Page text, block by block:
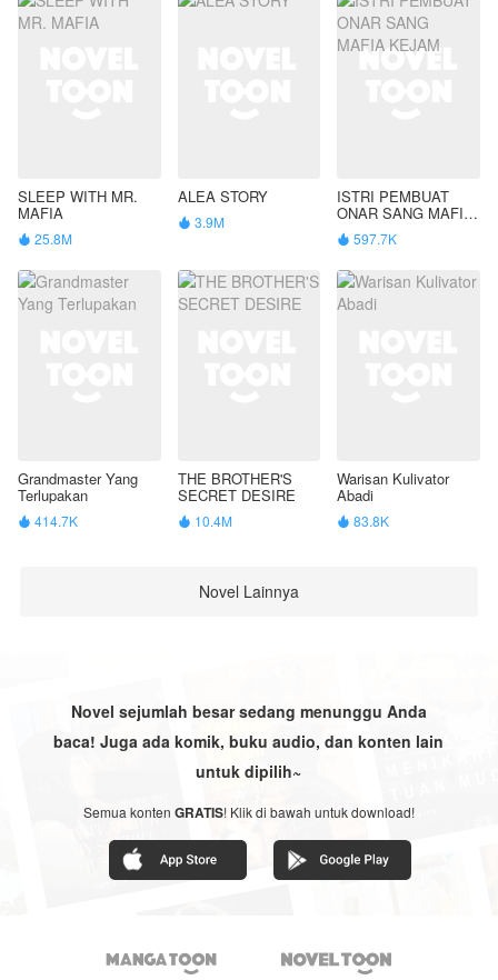
SLEEP WITH MR.
MAFIA
 25.8M
ALEA STORY
 3.9M
ISTRI PEMBUAT
ONAR SANG MAFIA
KEJAM
 597.7K
Grandmaster Yang
Terlupakan
 414.7K
THE BROTHER'S
SECRET DESIRE
 10.4M
Warisan Kulivator
Abadi
 83.8K
Novel Lainnya
Novel sejumlah besar sedang menunggu Anda
baca! Juga ada komik, buku audio, dan konten lain
untuk dipilih~
Semua konten GRATIS! Klik di bawah untuk download!
 